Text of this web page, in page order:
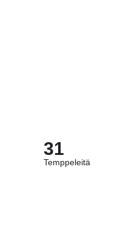
31
Temppeleitä